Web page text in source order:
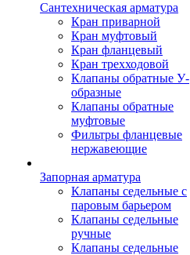
Сантехническая арматура
Кран приварной
Кран муфтовый
Кран фланцевый
Кран трехходовой
Клапаны обратные У-
образные
Клапаны обратные
муфтовые
Фильтры фланцевые
нержавеющие
Запорная арматура
Клапаны седельные с
паровым барьером
Клапаны седельные
ручные
Клапаны седельные